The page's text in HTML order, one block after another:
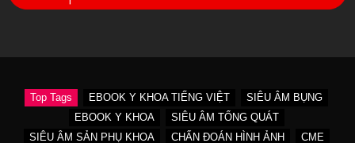
Top Tags EBOOK Y KHOA TIẾNG VIỆT
SIÊU ÂM BỤNG
EBOOK Y KHOA
SIÊU ÂM TỔNG QUÁT
SIÊU ÂM SẢN PHỤ KHOA
CHẨN ĐOÁN HÌNH ẢNH CME